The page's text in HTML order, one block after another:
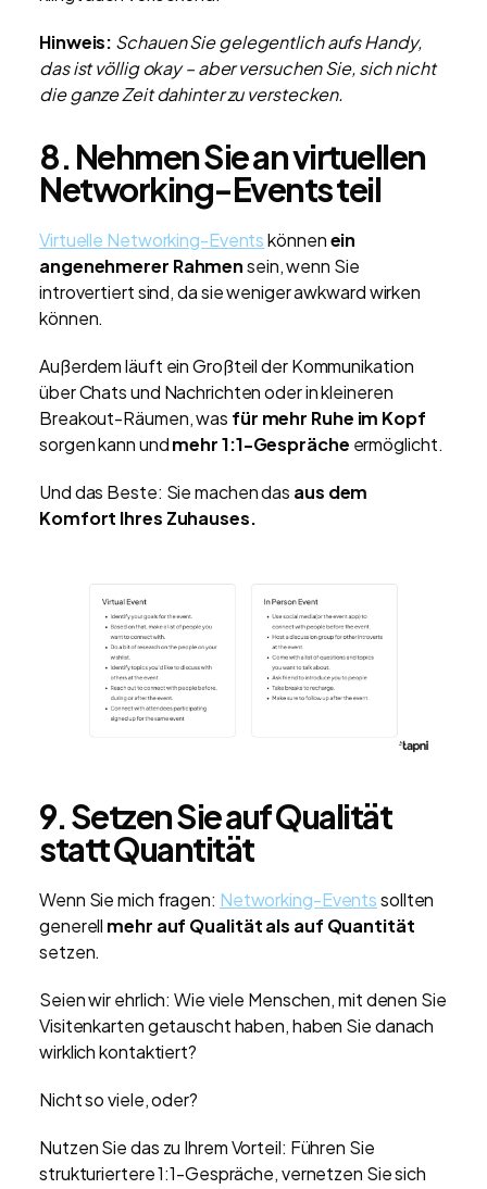
Hinweis: Schauen Sie gelegentlich aufs Handy,
das ist völlig okay – aber versuchen Sie, sich nicht
die ganze Zeit dahinter zu verstecken.
8. Nehmen Sie an virtuellen
Networking-Events teil
Virtuelle Networking-Eventskönnenein
angenehmerer Rahmensein, wenn Sie
introvertiert sind, da sie weniger awkward wirken
können.
Außerdem läuft ein Großteil der Kommunikation
über Chats und Nachrichten oder in kleineren
Breakout-Räumen, was für mehr Ruhe im Kopf
sorgen kann undmehr 1:1-Gespräche ermöglicht.
Und das Beste: Sie machen das aus dem
Komfort Ihres Zuhauses.
9. Setzen Sie auf Qualität
statt Quantität
Wenn Sie mich fragen: Networking-Eventssollten
generell mehr auf Qualität als auf Quantität
setzen.
Seien wir ehrlich: Wie viele Menschen, mit denen Sie
Visitenkarten getauscht haben, haben Sie danach
wirklich kontaktiert?
Nicht so viele, oder?
Nutzen Sie das zu Ihrem Vorteil: Führen Sie
strukturiertere 1:1-Gespräche, vernetzen Sie sich